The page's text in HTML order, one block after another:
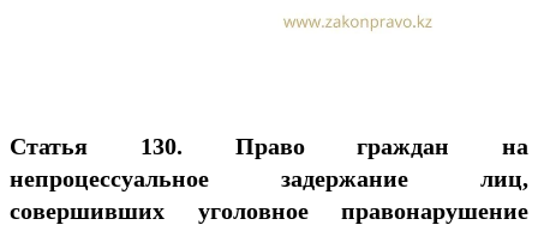
Статья 130. Право граждан на
непроцессуальное задержание лиц,
совершивших уголовное правонарушение